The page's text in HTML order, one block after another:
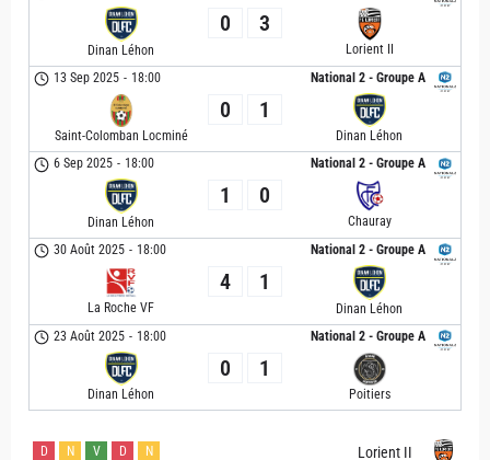
Dinan Léhon
0 3
Lorient II
National 2 - Groupe A
13 Sep 2025 - 18:00
Saint-Colomban Locminé
0 1
Dinan Léhon
National 2 - Groupe A
6 Sep 2025 - 18:00
Dinan Léhon
1 0
Chauray
National 2 - Groupe A
30 Août 2025 - 18:00
La Roche VF
4 1
Dinan Léhon
National 2 - Groupe A
23 Août 2025 - 18:00
Dinan Léhon
0 1
Poitiers
Lorient II
D N V D N